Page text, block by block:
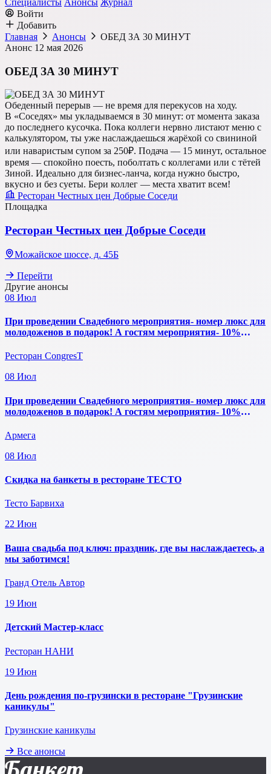
Специалисты Анонсы Журнал
Войти
Добавить
Главная
Анонсы
ОБЕД ЗА 30 МИНУТ
Анонс 12 мая 2026
ОБЕД ЗА 30 МИНУТ
Обеденный перерыв — не время для перекусов на ходу.
В «Соседях» мы укладываемся в 30 минут: от момента заказа
до последнего кусочка. Пока коллеги нервно листают меню с
калькулятором, ты уже наслаждаешься жарёхой со свининой
или наваристым супом за 250₽. Подача — 15 минут, остальное
время — спокойно поесть, поболтать с коллегами или с тётей
Зиной. Идеально для бизнес-ланча, когда нужно быстро,
вкусно и без суеты. Бери коллег — места хватит всем!
Ресторан Честных цен Добрые Соседи
Площадка
Ресторан Честных цен Добрые Соседи
Можайское шоссе, д. 45Б
Перейти
Другие анонсы
08 Июл
При проведении Свадебного мероприятия- номер люкс для
молодоженов в подарок! А гостям мероприятия- 10%
Ресторан CongresT
08 Июл
При проведении Свадебного мероприятия- номер люкс для
молодоженов в подарок! А гостям мероприятия- 10%
Армега
08 Июл
Скидка на банкеты в ресторане ТЕСТО
Тесто Барвиха
22 Июн
Ваша свадьба под ключ: праздник, где вы наслаждаетесь, а
мы заботимся!
Гранд Отель Автор
19 Июн
Детский Мастер-класс
Ресторан НАНИ
19 Июн
День рождения по-грузински в ресторане "Грузинские
каникулы"
Грузинские каникулы
Все анонсы